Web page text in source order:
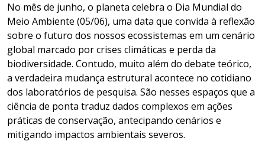
No mês de junho, o planeta celebra o Dia Mundial do
Meio Ambiente (05/06), uma data que convida à reflexão
sobre o futuro dos nossos ecossistemas em um cenário
global marcado por crises climáticas e perda da
biodiversidade. Contudo, muito além do debate teórico,
a verdadeira mudança estrutural acontece no cotidiano
dos laboratórios de pesquisa. São nesses espaços que a
ciência de ponta traduz dados complexos em ações
práticas de conservação, antecipando cenários e
mitigando impactos ambientais severos.